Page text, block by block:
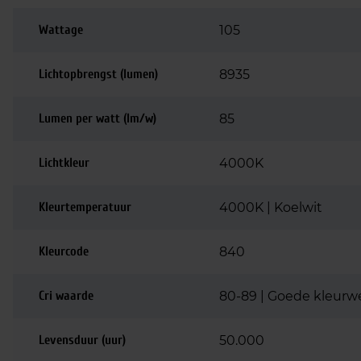
Wattage 105
Lichtopbrengst (lumen) 8935
Lumen per watt (lm/w) 85
Lichtkleur 4000K
Kleurtemperatuur 4000K | Koelwit
Kleurcode 840
Cri waarde 80-89 | Goede
Levensduur (uur) 50.000